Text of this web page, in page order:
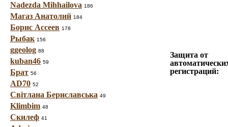
Nadezda Mihhailova 186
Магаз Анатолий 184
Борис Ассеев 178
Рыбак 156
ggeolog 88
kuban46 59
Брат 56
AD70 52
Світлана Бериславська 49
Klimbim 48
Скилеф 41
Защита от
регистраций: